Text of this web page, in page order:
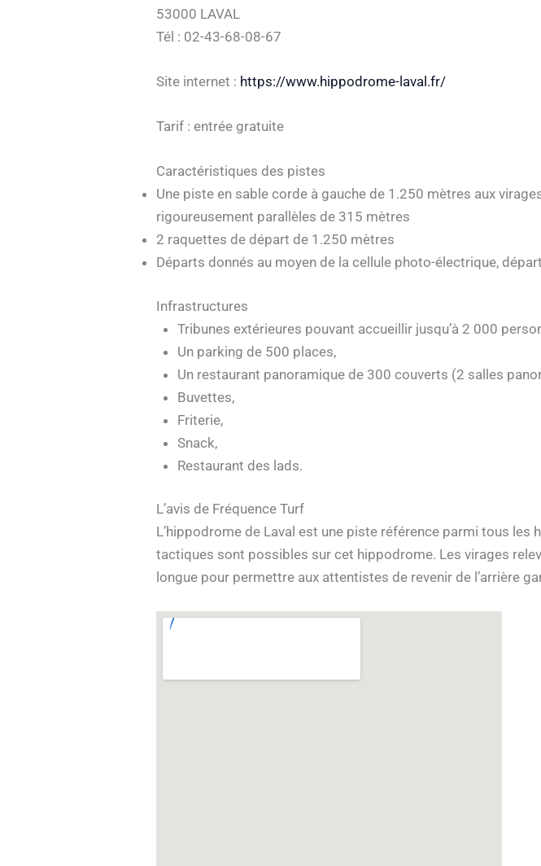
53000 LAVAL
Tél : 02-43-68-08-67
Site internet : https://www.hippodrome-laval.fr/
Tarif : entrée gratuite
Caractéristiques des pistes
Une piste en sable corde à gauche de 1.250 mètres aux
rigoureusement parallèles de 315 mètres
2 raquettes de départ de 1.250 mètres
Départs donnés au moyen de la cellule photo-électrique,
Infrastructures
Tribunes extérieures pouvant accueillir jusqu’à 2 000
Un parking de 500 places,
Un restaurant panoramique de 300 couverts (2 salles
Buvettes,
Friterie,
Snack,
Restaurant des lads.
L’avis de Fréquence Turf
L’hippodrome de Laval est une piste référence parmi tous
tactiques sont possibles sur cet hippodrome. Les virages
longue pour permettre aux attentistes de revenir de l’arrière